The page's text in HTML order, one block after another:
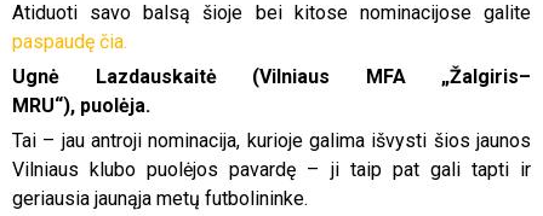
Atiduoti savo balsą šioje bei kitose nominacijose galite
paspaudę čia.
Ugnė Lazdauskaitė (Vilniaus MFA „Žalgiris–
MRU“), puolėja.
Tai – jau antroji nominacija, kurioje galima išvysti šios jaunos
Vilniaus klubo puolėjos pavardę – ji taip pat gali tapti ir
geriausia jaunąja metų futbolininke.